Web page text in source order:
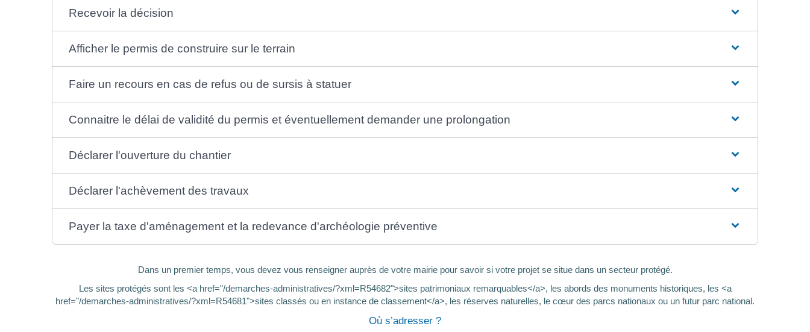
Recevoir la décision
Afficher le permis de construire sur le terrain
Faire un recours en cas de refus ou de sursis à statuer
Connaitre le délai de validité du permis et éventuellement demander une prolongation
Déclarer l'ouverture du chantier
Déclarer l'achèvement des travaux
Payer la taxe d'aménagement et la redevance d'archéologie préventive
Dans un premier temps, vous devez vous renseigner auprès de votre mairie pour savoir si votre projet se situe dans un secteur protégé.
Les sites protégés sont les <a href="/demarches-administratives/?xml=R54682">sites patrimoniaux remarquables</a>, les abords des monuments historiques, les <a
href="/demarches-administratives/?xml=R54681">sites classés ou en instance de classement</a>, les réserves naturelles, le cœur des parcs nationaux ou un futur parc national.
Où s’adresser ?